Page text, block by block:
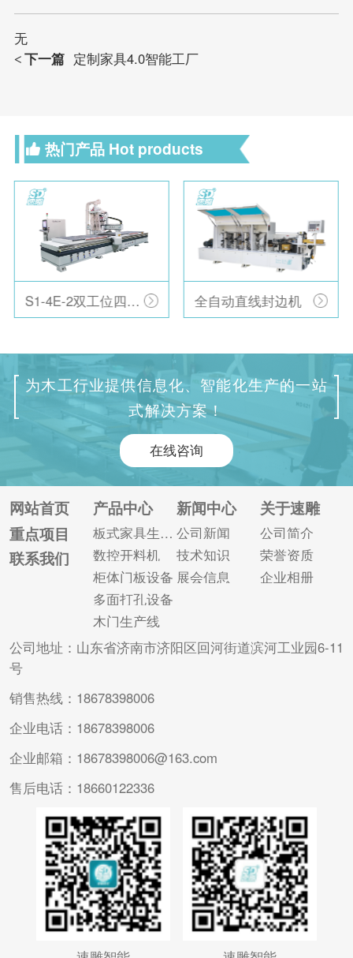
无
< 下一篇 定制家具4.0智能工厂
热门产品 Hot products
S1-4E-2双工位四工序开料机 全自动直线封边机
为木工行业提供信息化、智能化生产的一站
式解决方案！
在线咨询
网站首页
重点项目
联系我们
产品中心
板式家具生产线
数控开料机
柜体门板设备
多面打孔设备
木门生产线
新闻中心
公司新闻
技术知识
展会信息
关于速雕
公司简介
荣誉资质
企业相册
公司地址：山东省济南市济阳区回河街道滨河工业园6-11
号
销售热线：18678398006
企业电话：18678398006
企业邮箱：18678398006@163.com
售后电话：18660122336